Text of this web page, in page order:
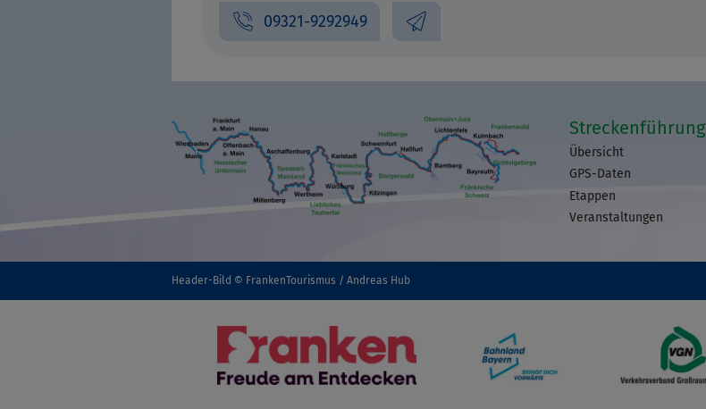
09321-9292949
Streckenführung
Übersicht
GPS-Daten
Etappen
Veranstaltungen
Header-Bild © FrankenTourismus / Andreas Hub